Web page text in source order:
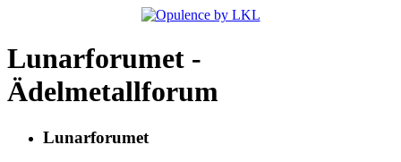
Lunarforumet -
Ädelmetallforum
Lunarforumet